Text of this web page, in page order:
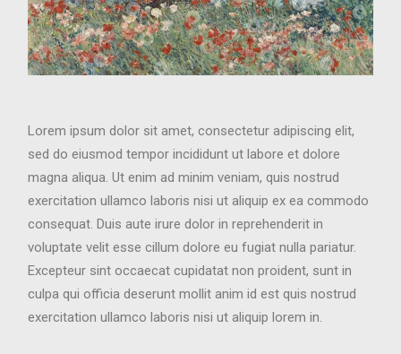
Lorem ipsum dolor sit amet, consectetur adipiscing elit,
sed do eiusmod tempor incididunt ut labore et dolore
magna aliqua. Ut enim ad minim veniam, quis nostrud
exercitation ullamco laboris nisi ut aliquip ex ea commodo
consequat. Duis aute irure dolor in reprehenderit in
voluptate velit esse cillum dolore eu fugiat nulla pariatur.
Excepteur sint occaecat cupidatat non proident, sunt in
culpa qui officia deserunt mollit anim id est quis nostrud
exercitation ullamco laboris nisi ut aliquip lorem in.